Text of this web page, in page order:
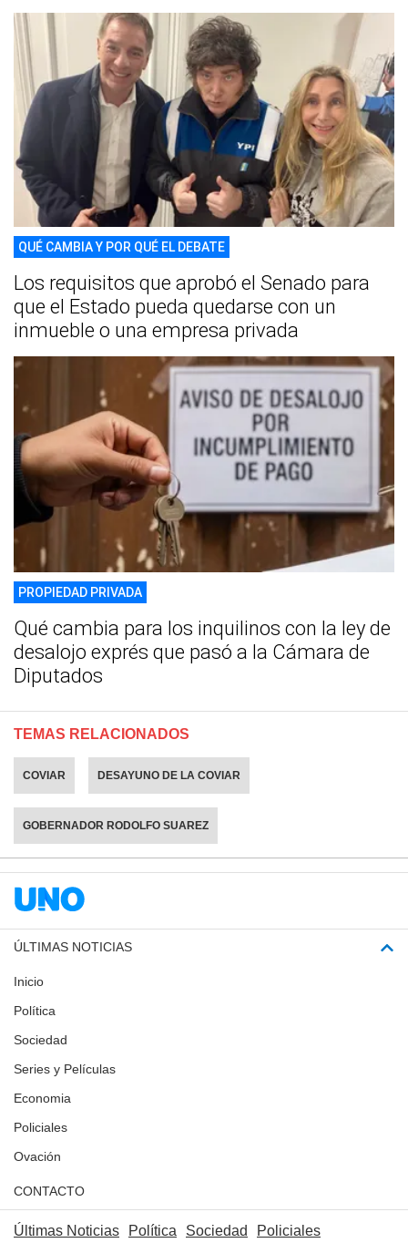
QUÉ CAMBIA Y POR QUÉ EL DEBATE
Los requisitos que aprobó el Senado para
que el Estado pueda quedarse con un
inmueble o una empresa privada
PROPIEDAD PRIVADA
Qué cambia para los inquilinos con la ley de
desalojo exprés que pasó a la Cámara de
Diputados
TEMAS RELACIONADOS
COVIAR DESAYUNO DE LA COVIAR
GOBERNADOR RODOLFO SUAREZ
ÚLTIMAS NOTICIAS
Inicio
Política
Sociedad
Series y Películas
Economia
Policiales
Ovación
CONTACTO
Últimas Noticias Política Sociedad Policiales